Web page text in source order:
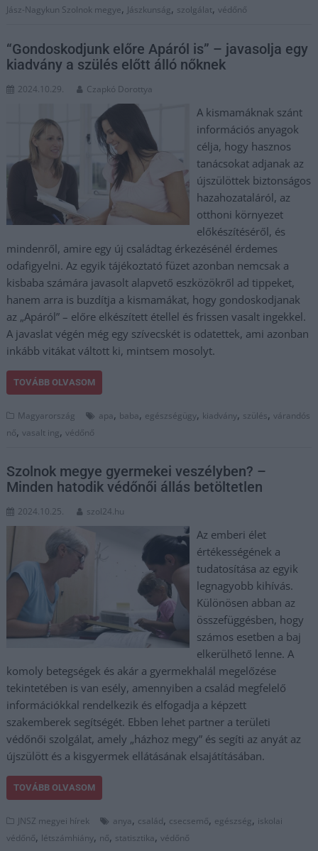
Jász-Nagykun Szolnok megye, Jászkunság, szolgálat,védőnő
“Gondoskodjunk előre Apáról is” – javasolja egy
kiadvány a szülés előtt álló nőknek
2024.10.29. Czapkó Dorottya
A kismamáknak szánt
információs anyagok
célja, hogy hasznos
tanácsokat adjanak az
újszülöttek biztonságos
hazahozataláról, az
otthoni környezet
előkészítéséről, és
mindenről, amire egy új családtag érkezésénél érdemes
odafigyelni. Az egyik tájékoztató füzet azonban nemcsak a
kisbaba számára javasolt alapvető eszközökről ad tippeket,
hanem arra is buzdítja a kismamákat, hogy gondoskodjanak
az „Apáról” – előre elkészített étellel és frissen vasalt ingekkel.
A javaslat végén még egy szívecskét is odatettek, ami azonban
inkább vitákat váltott ki, mintsem mosolyt.
TOVÁBB OLVASOM
Magyarország apa, baba, egészségügy, kiadvány, szülés,várandós
nő,vasalt ing,védőnő
Szolnok megye gyermekei veszélyben? –
Minden hatodik védőnői állás betöltetlen
2024.10.25. szol24.hu
Az emberi élet
értékességének a
tudatosítása az egyik
legnagyobb kihívás.
Különösen abban az
összefüggésben, hogy
számos esetben a baj
elkerülhető lenne. A
komoly betegségek és akár a gyermekhalál megelőzése
tekintetében is van esély, amennyiben a család megfelelő
információkkal rendelkezik és elfogadja a képzett
szakemberek segítségét. Ebben lehet partner a területi
védőnői szolgálat, amely „házhoz megy” és segíti az anyát az
újszülött és a kisgyermek ellátásának elsajátításában.
TOVÁBB OLVASOM
JNSZ megyei hírek anya, család, csecsemő, egészség, iskolai
védőnő, létszámhiány, nő, statisztika,védőnő